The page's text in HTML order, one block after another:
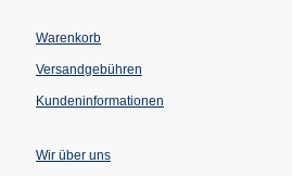
Warenkorb
Versandgebühren
Kundeninformationen
Wir über uns